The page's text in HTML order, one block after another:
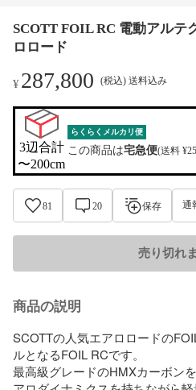
SCOTT FOIL RC 電動アル
ロロード
¥287,800 (税込) 送料込み
3辺合計
〜200cm
らくらくメルカリ便
この商品は宅急便(送料
81 20 保存 通
売り切れ
商品の説明
SCOTTの人気エアロロードの
ルとなるFOIL RCです。
最高級グレードのHMXカーボン